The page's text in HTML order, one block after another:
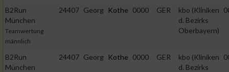
B2Run
München
Teamwertung
männlich
24407 Georg Kothe 0000 GER
kbo (Kliniken
d. Bezirks
Oberbayern)
B2Run
München
24407 Georg Kothe 0000 GER
kbo (Kliniken
d. Bezirks